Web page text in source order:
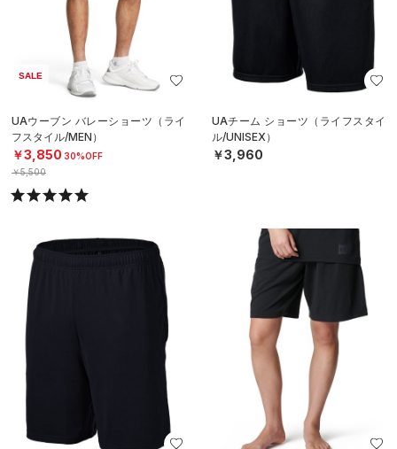
SALE
UAウーブン バレーショーツ（ライ
フスタイル/MEN）
￥3,850 30%OFF
￥5,500
UAチーム ショーツ（ライフスタイ
ル/UNISEX）
￥3,960